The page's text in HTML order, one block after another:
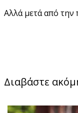
Αλλά μετά από την
Διαβάστε